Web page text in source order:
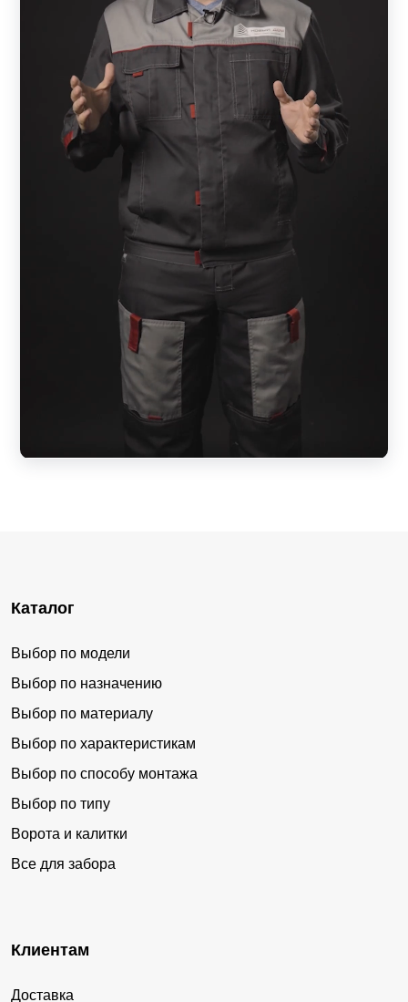
Каталог
Выбор по модели
Выбор по назначению
Выбор по материалу
Выбор по характеристикам
Выбор по способу монтажа
Выбор по типу
Ворота и калитки
Все для забора
Клиентам
Доставка